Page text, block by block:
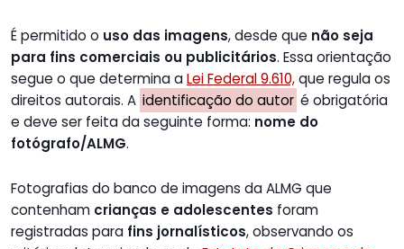
É permitido o uso das imagens, desde que não seja
para fins comerciais ou publicitários. Essa orientação
segue o que determina aLei Federal 9.610,que regula os
direitos autorais. A identificação do autor é obrigatória
e deve ser feita da seguinte forma: nome do
fotógrafo/ALMG.
Fotografias do banco de imagens da ALMG que
contenham crianças e adolescentes foram
registradas para fins jornalísticos, observando os